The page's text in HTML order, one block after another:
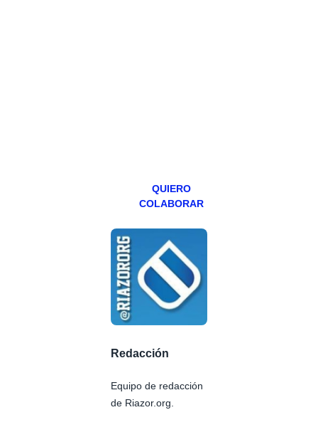
QUIERO
COLABORAR
Redacción
Equipo de redacción
de Riazor.org.